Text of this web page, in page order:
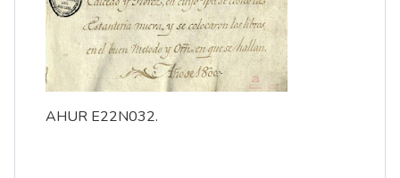
AHUR E22N032.